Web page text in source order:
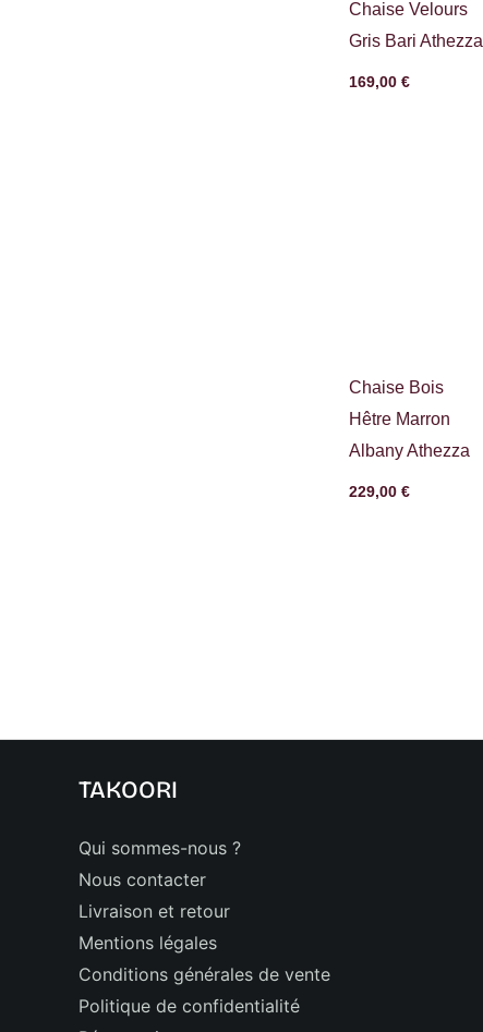
Chaise Velours
Gris Bari Athezza
169,00 €
Chaise Bois
Hêtre Marron
Albany Athezza
229,00 €
TAKOORI
Qui sommes-nous ?
Nous contacter
Livraison et retour
Mentions légales
Conditions générales de vente
Politique de confidentialité